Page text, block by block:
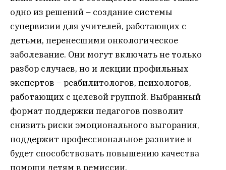
одно из решений – создание системы
супервизии для учителей, работающих с
детьми, перенесшими онкологическое
заболевание. Они могут включать не только
разбор случаев, но и лекции профильных
экспертов – реабилитологов, психологов,
работающих с целевой группой. Выбранный
формат поддержки педагогов позволит
снизить риски эмоционального выгорания,
поддержит профессиональное развитие и
будет способствовать повышению качества
помощи детям в ремиссии.